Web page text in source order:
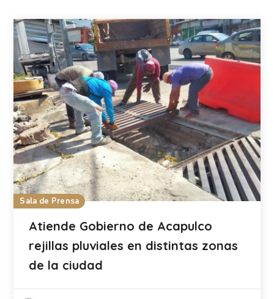
Sala de Prensa
Atiende Gobierno de Acapulco
rejillas pluviales en distintas zonas
de la ciudad